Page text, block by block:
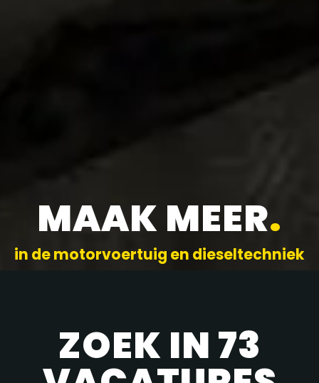
MAAK MEER.
in de motorvoertuig en dieseltechniek
ZOEK IN 73